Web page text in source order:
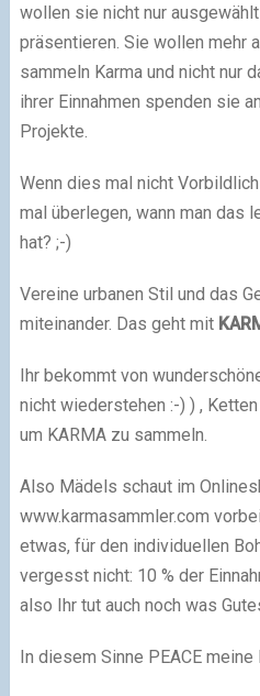
wollen sie nicht nur
präsentieren. Sie wollen mehr
sammeln Karma und nicht nur
ihrer Einnahmen spenden sie
Projekte.
Wenn dies mal nicht
mal überlegen, wann man das
hat? ;-)
Vereine urbanen Stil und das
miteinander. Das geht mit
Ihr bekommt von
nicht wiederstehen :-) ) ,
um KARMA zu sammeln.
Also Mädels schaut im
www.karmasammler.com
etwas, für den individuellen
vergesst nicht: 10 % der
also Ihr tut auch noch was
In diesem Sinne PEACE meine